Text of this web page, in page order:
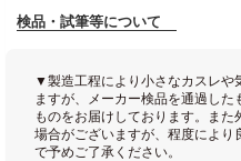
検品・試筆等について
▼製造工程により小さなカスレや
ますが、メーカー検品を通過し
ものをお届けしております。ま
場合がございますが、程度によ
で予めご了承ください。